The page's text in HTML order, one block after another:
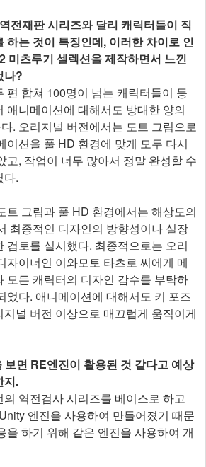
전재판 시리즈와 달리 캐릭터들이 직
하는 것이 특징인데, 이러한 차이로 인
미츠루기 셀렉션을 제작하면서 느낀
나?
편 합쳐 100명이 넘는 캐릭터들이 등
애니메이션에 대해서도 방대한 양의
. 오리지널 버전에서는 도트 그림으로
이션을 풀 HD 환경에 맞게 모두 다시
고, 작업이 너무 많아서 정말 완성할 수
다.
트 그림과 풀 HD 환경에서는 해상도의
최종적인 디자인의 방향성이나 실장
검토를 실시했다. 최종적으로는 오리
자이너인 이와모토 타츠로 씨에게 메
모든 캐릭터의 디자인 감수를 부탁하
었다. 애니메이션에 대해서도 키 포즈
널 버전 이상으로 매끄럽게 움직이게
보면 RE엔진이 활용된 것 같다고 예상
지.
역전검사 시리즈를 베이스로 하고
엔진을 사용하여 만들어졌기 때문
을 하기 위해 같은 엔진을 사용하여 개